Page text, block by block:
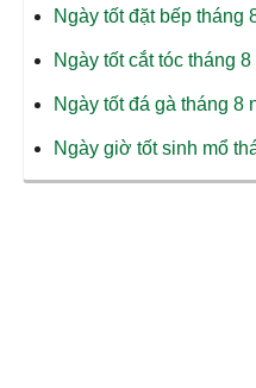
Ngày tốt đặt bếp tháng
Ngày tốt cắt tóc tháng
Ngày tốt đá gà tháng 8
Ngày giờ tốt sinh mổ